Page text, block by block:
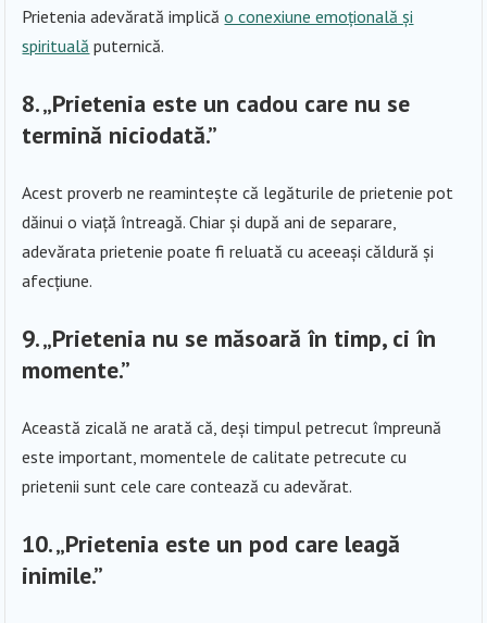
Prietenia adevărată implicăo conexiune emoțională și
spirituală puternică.
8.„Prietenia este un cadou care nu se
termină niciodată.”
Acest proverb ne reamintește că legăturile de prietenie pot
dăinui o viață întreagă. Chiar și după ani de separare,
adevărata prietenie poate fi reluată cu aceeași căldură și
afecțiune.
9.„Prietenia nu se măsoară în timp, ci în
momente.”
Această zicală ne arată că, deși timpul petrecut împreună
este important, momentele de calitate petrecute cu
prietenii sunt cele care contează cu adevărat.
10.„Prietenia este un pod care leagă
inimile.”